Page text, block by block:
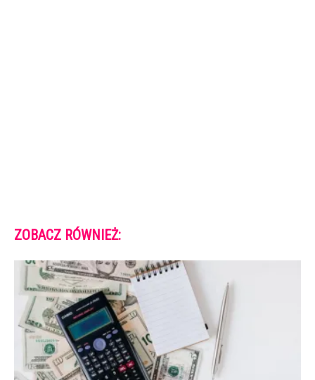
ZOBACZ RÓWNIEŻ: